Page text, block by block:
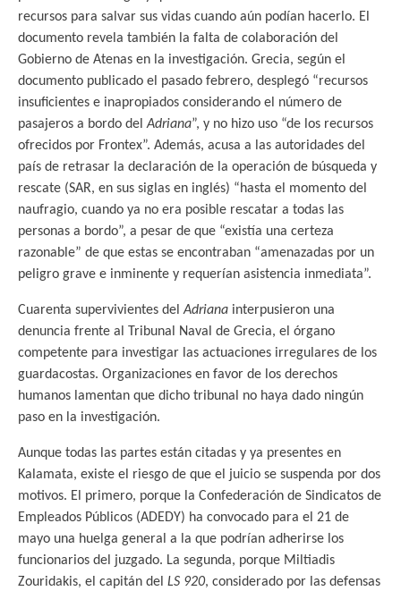
recursos para salvar sus vidas cuando aún podían hacerlo. El
documento revela también la falta de colaboración del
Gobierno de Atenas en la investigación. Grecia, según el
documento publicado el pasado febrero, desplegó “recursos
insuficientes e inapropiados considerando el número de
pasajeros a bordo delAdriana”, y no hizo uso “de los recursos
ofrecidos por Frontex”. Además, acusa a las autoridades del
país de retrasar la declaración de la operación de búsqueda y
rescate (SAR, en sus siglas en inglés) “hasta el momento del
naufragio, cuando ya no era posible rescatar a todas las
personas a bordo”, a pesar de que “existía una certeza
razonable” de que estas se encontraban “amenazadas por un
peligro grave e inminente y requerían asistencia inmediata”.
Cuarenta supervivientes delAdriana interpusieron una
denuncia frente al Tribunal Naval de Grecia, el órgano
competente para investigar las actuaciones irregulares de los
guardacostas. Organizaciones en favor de los derechos
humanos lamentan que dicho tribunal no haya dado ningún
paso en la investigación.
Aunque todas las partes están citadas y ya presentes en
Kalamata, existe el riesgo de que el juicio se suspenda por dos
motivos. El primero, porque la Confederación de Sindicatos de
Empleados Públicos (ADEDY) ha convocado para el 21 de
mayo una huelga general a la que podrían adherirse los
funcionarios del juzgado. La segunda, porque Miltiadis
Zouridakis, el capitán del LS 920, considerado por las defensas